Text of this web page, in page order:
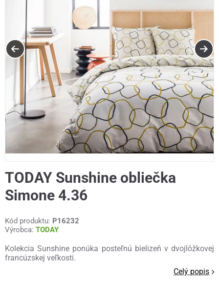
TODAY Sunshine obliečka
Simone 4.36
Kód produktu: P16232
Výrobca: TODAY
Kolekcia Sunshine ponúka posteľnú bielizeň v dvojlôžkovej
francúzskej veľkosti.
Celý popis